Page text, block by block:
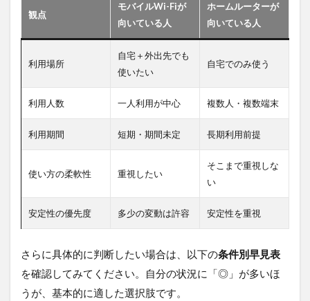
観点
モバイルWi-Fiが
向いている人
ホームルーターが
向いている人
利用場所
自宅＋外出先でも
使いたい
自宅でのみ使う
利用人数 一人利用が中心 複数人・複数端末
利用期間 短期・期間未定 長期利用前提
使い方の柔軟性 重視したい
そこまで重視しな
い
安定性の優先度 多少の変動は許容 安定性を重視
さらに具体的に判断したい場合は、以下の条件別早見表
を確認してみてください。自分の状況に「◎」が多いほ
うが、基本的に適した選択肢です。